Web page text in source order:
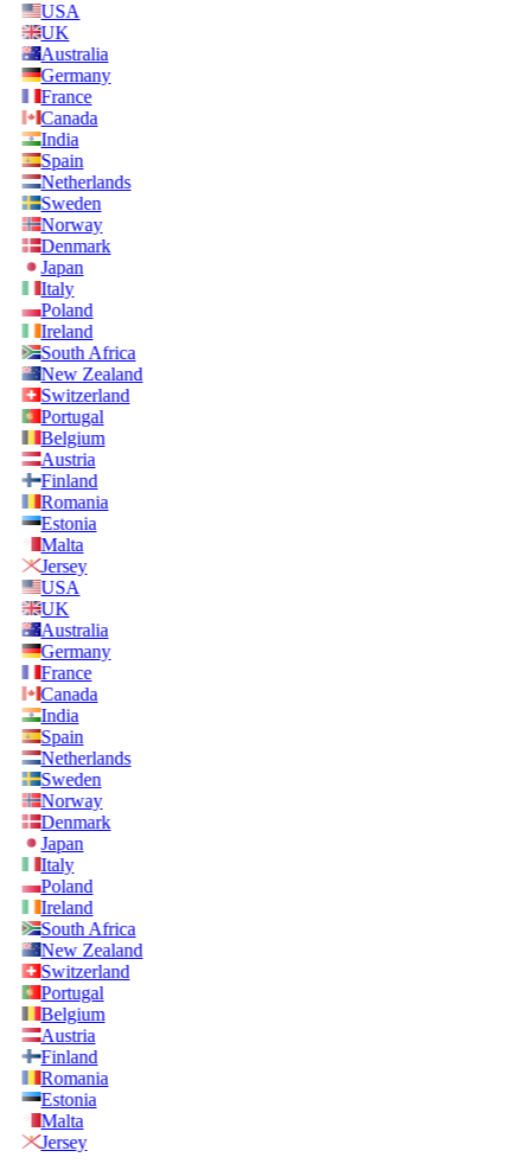
USA
UK
Australia
Germany
France
Canada
India
Spain
Netherlands
Sweden
Norway
Denmark
Japan
Italy
Poland
Ireland
South Africa
New Zealand
Switzerland
Portugal
Belgium
Austria
Finland
Romania
Estonia
Malta
Jersey
USA
UK
Australia
Germany
France
Canada
India
Spain
Netherlands
Sweden
Norway
Denmark
Japan
Italy
Poland
Ireland
South Africa
New Zealand
Switzerland
Portugal
Belgium
Austria
Finland
Romania
Estonia
Malta
Jersey